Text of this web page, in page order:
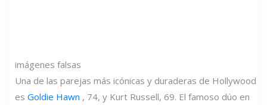
imágenes falsas
Una de las parejas más icónicas y duraderas de Hollywood
es Goldie Hawn , 74, y Kurt Russell, 69. El famoso dúo en